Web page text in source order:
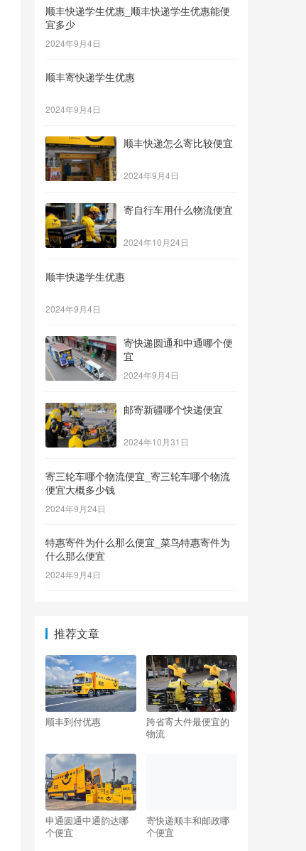
顺丰快递学生优惠_顺丰快递学生优惠能便
宜多少
2024年9月4日
顺丰寄快递学生优惠
2024年9月4日
顺丰快递怎么寄比较便宜
2024年9月4日
寄自行车用什么物流便宜
2024年10月24日
顺丰快递学生优惠
2024年9月4日
寄快递圆通和中通哪个便
宜
2024年9月4日
邮寄新疆哪个快递便宜
2024年10月31日
寄三轮车哪个物流便宜_寄三轮车哪个物流
便宜大概多少钱
2024年9月24日
特惠寄件为什么那么便宜_菜鸟特惠寄件为
什么那么便宜
2024年9月4日
推荐文章
顺丰到付优惠
跨省寄大件最便宜的
物流
申通圆通中通韵达哪
个便宜
寄快递顺丰和邮政哪
个便宜